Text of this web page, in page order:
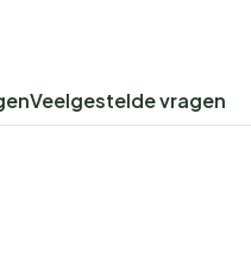
Veelgestelde vragen